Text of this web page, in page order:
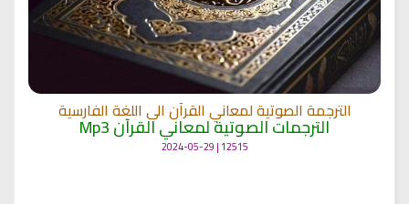
الترجمة الصوتية لمعاني القرآن الى اللغة الفارسية
الترجمات الصوتية لمعاني القرآن Mp3
12515 | 2024-05-29